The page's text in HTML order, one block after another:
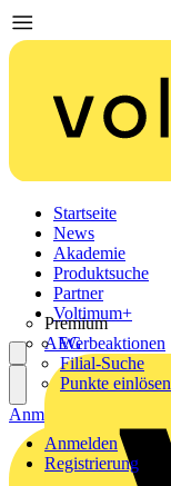
Startseite
News
Akademie
Produktsuche
Partner
Premium
AEG
Voltimum+
Werbeaktionen
Filial-Suche
Punkte einlösen
Anmelden
Registrierung
Anmelden